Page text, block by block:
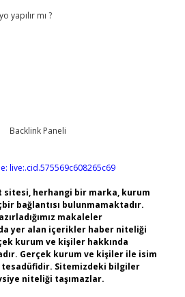
yapılır mı ?
live:.cid.575569c608265c69
sitesi, herhangi bir marka, kurum
bağlantısı bulunmamaktadır.
makaleler
yer alan içerikler haber niteliği
kurum ve kişiler hakkında
Gerçek kurum ve kişiler ile isim
Sitemizdeki bilgiler
niteliği taşımazlar.